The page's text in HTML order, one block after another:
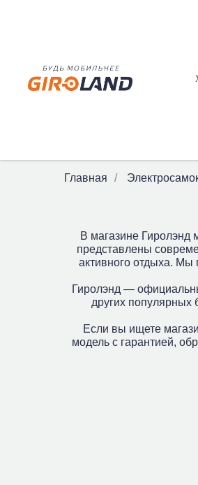
Главная /
В магазине Гиролэнд
представлены
активного отдыха. Мы
Гиролэнд —
других популярных
Если вы ищете
модель с гарантией,